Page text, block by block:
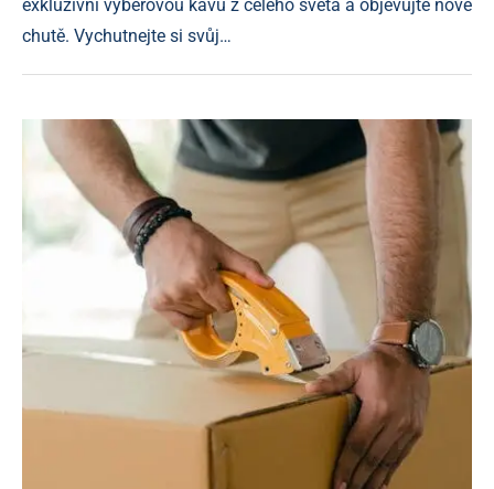
exkluzivní výběrovou kávu z celého světa a objevujte nové
chutě. Vychutnejte si svůj…